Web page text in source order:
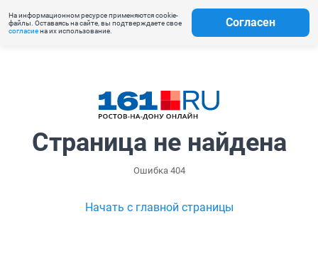
На информационном ресурсе применяются cookie-
файлы. Оставаясь на сайте, вы подтверждаете свое
согласиена их использование.
Согласен
Страница не найдена
Ошибка 404
Начать с главной страницы